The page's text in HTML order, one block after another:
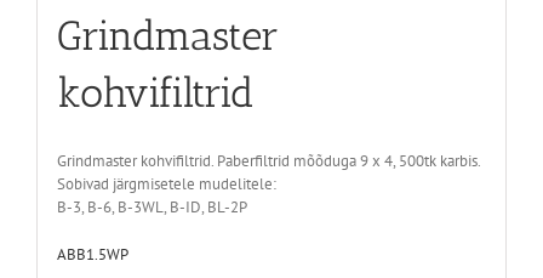
Grindmaster
kohvifiltrid
Grindmaster kohvifiltrid. Paberfiltrid mõõduga 9 x 4, 500tk karbis.
Sobivad järgmisetele mudelitele:
B-3, B-6, B-3WL, B-ID, BL-2P
ABB1.5WP